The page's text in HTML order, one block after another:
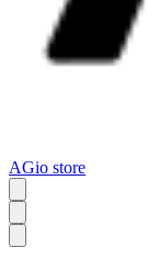
AGio store